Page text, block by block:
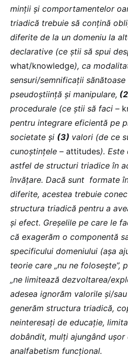
minții și comportamentelor
triadică trebuie să conțină
diferite de la un domeniu la
declarative (ce știi să spui
what/knowledge), ca
sensuri/semnificații
pseudoștiință și manipulare,
procedurale (ce știi să faci –
pentru integrare eficientă pe
societate și (3) valori (de ce
cunoștințele – attitudes). Este
astfel de structuri triadice în
învățare. Dacă sunt formate
diferite, acestea trebuie
structura triadică pentru a
și efect. Greșelile pe care le
că exagerăm o componentă
specificului domeniului (așa
teorie care „nu ne folosește”,
„ne limitează dezvoltarea/
adesea ignorăm valorile și/
generăm structura triadică,
neinteresați de educație,
dobândit, mulți ajungând
analfabetism funcțional.